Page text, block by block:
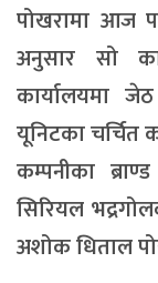
पोखरामा आज
अनुसार सो
कार्यालयमा
यूनिटका चर्चित
कम्पनीका
सिरियल
अशोक धिताल